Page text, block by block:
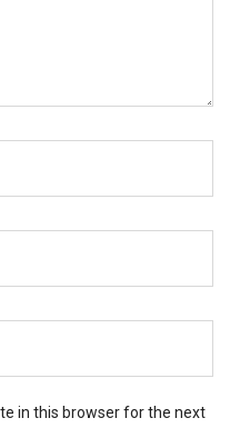
in this browser for the next